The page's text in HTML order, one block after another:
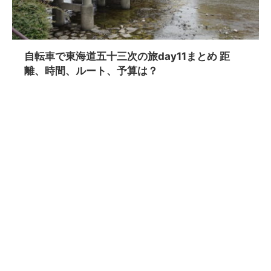
自転車で東海道五十三次の旅day11まとめ 距
離、時間、ルート、予算は？